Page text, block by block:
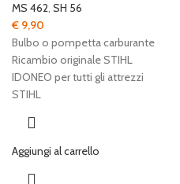
MS 462, SH 56
€ 9,90
Bulbo o pompetta carburante
Ricambio originale STIHL
IDONEO per tutti gli attrezzi
STIHL
Aggiungi al carrello